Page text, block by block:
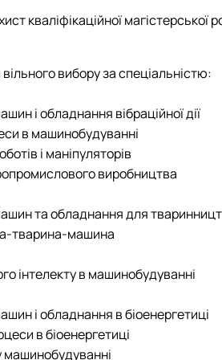
кваліфікаційної магістерської
вибору за спеціальністю:
і обладнання вібраційної дії
в машинобудуванні
і маніпуляторів
виробництва
та обладнання для
тварина-машина
інтелекту в машинобудуванні
і обладнання в біоенергетиці
в біоенергетиці
машинобудуванні